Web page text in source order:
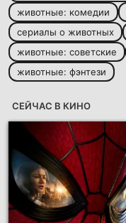
животные: комедии
сериалы о животных
животные: советские
животные: фэнтези
СЕЙЧАС В КИНО